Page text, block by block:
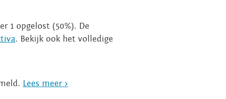
1 opgelost (50%). De
. Bekijk ook het volledige
Lees meer >